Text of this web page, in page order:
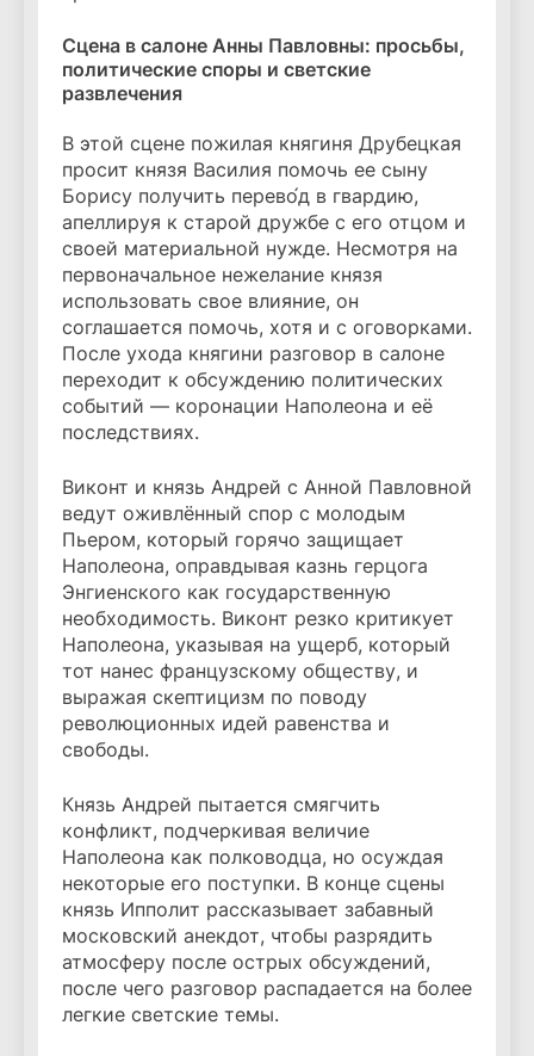
Сцена в салоне Анны Павловны: просьбы,
политические споры и светские
развлечения
В этой сцене пожилая княгиня Друбецкая
просит князя Василия помочь ее сыну
Борису получить перево́д в гвардию,
апеллируя к старой дружбе с его отцом и
своей материальной нужде. Несмотря на
первоначальное нежелание князя
использовать свое влияние, он
соглашается помочь, хотя и с оговорками.
После ухода княгини разговор в салоне
переходит к обсуждению политических
событий — коронации Наполеона и её
последствиях.
Виконт и князь Андрей с Анной Павловной
ведут оживлённый спор с молодым
Пьером, который горячо защищает
Наполеона, оправдывая казнь герцога
Энгиенского как государственную
необходимость. Виконт резко критикует
Наполеона, указывая на ущерб, который
тот нанес французскому обществу, и
выражая скептицизм по поводу
революционных идей равенства и
свободы.
Князь Андрей пытается смягчить
конфликт, подчеркивая величие
Наполеона как полководца, но осуждая
некоторые его поступки. В конце сцены
князь Ипполит рассказывает забавный
московский анекдот, чтобы разрядить
атмосферу после острых обсуждений,
после чего разговор распадается на более
легкие светские темы.